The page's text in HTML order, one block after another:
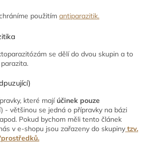
použitím antiparazitik.
se dělí do dvou skupin a to
které mají účinek pouze
- většinou se jedná o přípravky na bázi
Pokud bychom měli tento článek
v e-shopu jsou zařazeny do skupiny tzv.